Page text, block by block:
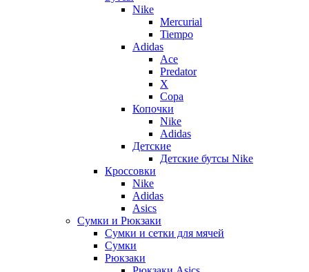
Nike
Mercurial
Tiempo
Adidas
Ace
Predator
X
Copa
Копочки
Nike
Adidas
Детские
Детские бутсы Nike
Кроссовки
Nike
Adidas
Asics
Сумки и Рюкзаки
Сумки и сетки для мячей
Сумки
Рюкзаки